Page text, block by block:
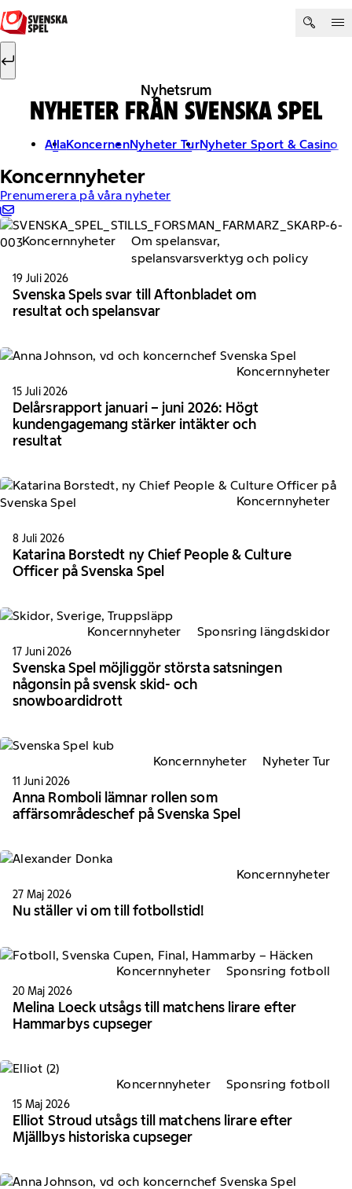
Hoppa till innehåll
Sök efter:
Nyhetsrum
NYHETER FRÅN SVENSKA SPEL
AllaKoncernenNyheter TurNyheter Sport & Casino
Koncernnyheter
Prenumerera på våra nyheter
Koncernnyheter
Om spelansvar,
spelansvarsverktyg och policy
19 Juli 2026
Svenska Spels svar till Aftonbladet om
resultat och spelansvar
Koncernnyheter
15 Juli 2026
Delårsrapport januari – juni 2026: Högt
kundengagemang stärker intäkter och
resultat
Koncernnyheter
8 Juli 2026
Katarina Borstedt ny Chief People & Culture
Officer på Svenska Spel
Koncernnyheter Sponsring längdskidor
17 Juni 2026
Svenska Spel möjliggör största satsningen
någonsin på svensk skid- och
snowboardidrott
Koncernnyheter Nyheter Tur
11 Juni 2026
Anna Romboli lämnar rollen som
affärsområdeschef på Svenska Spel
Koncernnyheter
27 Maj 2026
Nu ställer vi om till fotbollstid!
Koncernnyheter Sponsring fotboll
20 Maj 2026
Melina Loeck utsågs till matchens lirare efter
Hammarbys cupseger
Koncernnyheter Sponsring fotboll
15 Maj 2026
Elliot Stroud utsågs till matchens lirare efter
Mjällbys historiska cupseger